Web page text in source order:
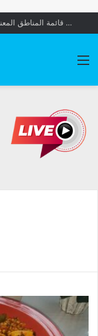
« الستاغ » تعلن عن قائمة المناطق المعنية بإمكانية القطع الدوري للتيار الكهربائي